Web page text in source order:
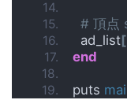
# 頂点
  ad_list
[
end
puts